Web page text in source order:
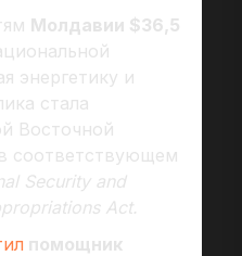
Молдавии $36,5
энергетику и
стала
Восточной
соответствующем
Security and
Act.
помощник